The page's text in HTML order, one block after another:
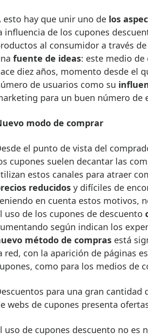
esto hay que unir uno de los
influencia de los cupones
al consumidor a través de
fuente de ideas: este medio
diez años, momento desde el
de usuarios como su
para un buen número de
modo de comprar
el punto de vista del
cupones suelen decantar las
estos canales para atraer
reducidosy difíciles de
en cuenta estos motivos,
uso de los cupones de descuento
según indican los
método de comprasestá
red, con la aparición de páginas
como para los medios de
para una gran cantidad
webs de cupones presenta
uso de cupones descuento no es